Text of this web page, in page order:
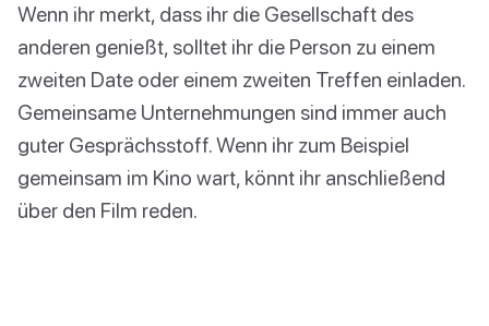
Wenn ihr merkt, dass ihr die Gesellschaft des
anderen genießt, solltet ihr die Person zu einem
zweiten Date oder einem zweiten Treffen einladen.
Gemeinsame Unternehmungen sind immer auch
guter Gesprächsstoff. Wenn ihr zum Beispiel
gemeinsam im Kino wart, könnt ihr anschließend
über den Film reden.